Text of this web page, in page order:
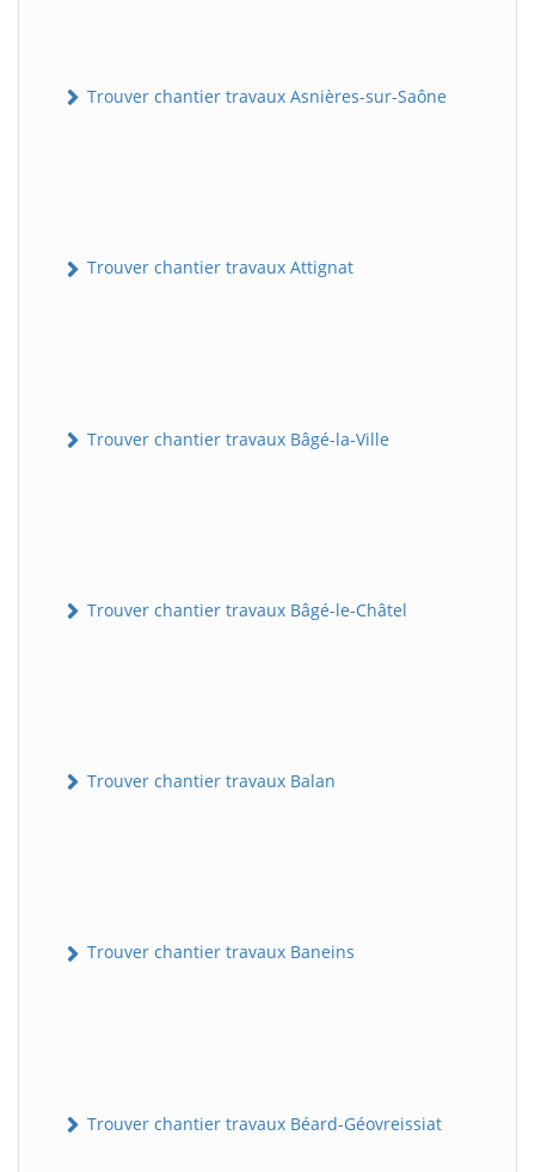
Trouver chantier travaux Asnières-sur-Saône
Trouver chantier travaux Attignat
Trouver chantier travaux Bâgé-la-Ville
Trouver chantier travaux Bâgé-le-Châtel
Trouver chantier travaux Balan
Trouver chantier travaux Baneins
Trouver chantier travaux Béard-Géovreissiat